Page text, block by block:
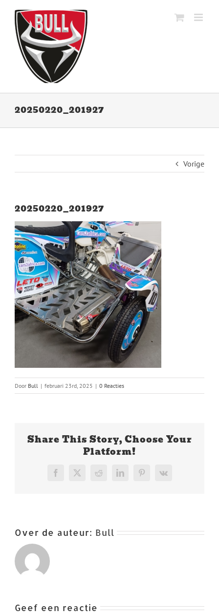
inhoud
20250220_201927
Vorige
20250220_201927
Door Bull | februari 23rd, 2025 | 0 Reacties
Share This Story, Choose Your
Platform!
Facebook
X RedditLinkedInPinterest
Vk
Over de auteur: Bull
Geef een reactie